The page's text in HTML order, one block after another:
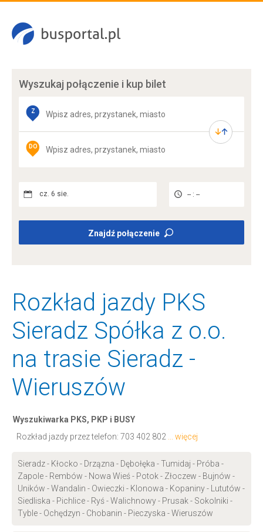
Wyszukaj połączenie i kup bilet
Z
DO
cz. 6 sie. -- : --
Znajdź połączenie
Rozkład jazdy PKS
Sieradz Spółka z o.o.
na trasie Sieradz -
Wieruszów
Wyszukiwarka PKS, PKP i BUSY
Rozkład jazdy przez telefon: 703 402 802 ... więcej
Sieradz - Kłocko - Drzązna - Dębołęka - Tumidaj - Próba -
Zapole - Rembów - Nowa Wieś - Potok - Złoczew - Bujnów -
Uników - Wandalin - Owieczki - Klonowa - Kopaniny - Lututów -
Siedliska - Pichlice - Ryś - Walichnowy - Prusak - Sokolniki -
Tyble - Ochędzyn - Chobanin - Pieczyska - Wieruszów